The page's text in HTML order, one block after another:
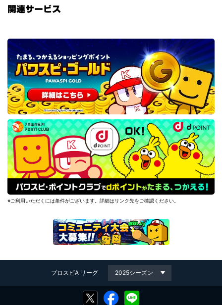
関連サービス
※ご利用いただくには条件がございます。詳細はリンク先をご確認ください。
プロスピA リーグ